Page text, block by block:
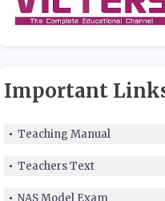
Important
Teaching Manual
Teachers Text